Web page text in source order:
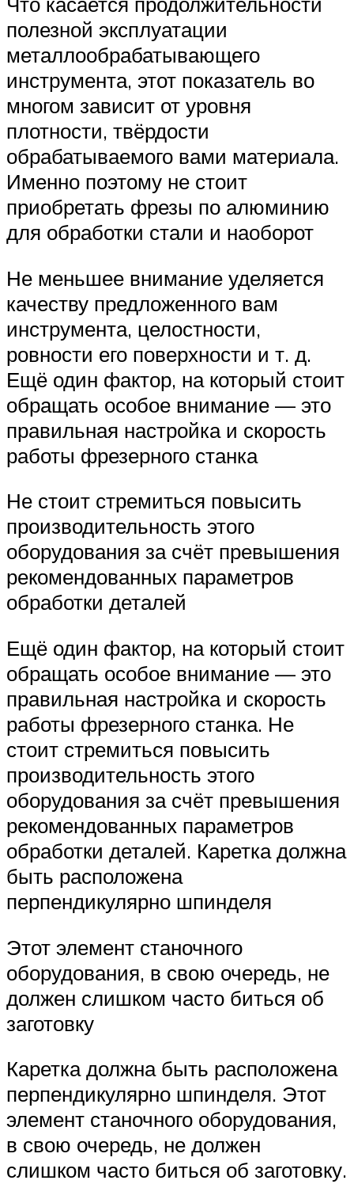
полезной эксплуатации
металлообрабатывающего
инструмента, этот показатель во
многом зависит от уровня
плотности, твёрдости
обрабатываемого вами материала.
Именно поэтому не стоит
приобретать фрезы по алюминию
для обработки стали и наоборот
Не меньшее внимание уделяется
качеству предложенного вам
инструмента, целостности,
ровности его поверхности и т. д.
Ещё один фактор, на который стоит
обращать особое внимание — это
правильная настройка и скорость
работы фрезерного станка
Не стоит стремиться повысить
производительность этого
оборудования за счёт превышения
рекомендованных параметров
обработки деталей
Ещё один фактор, на который стоит
обращать особое внимание — это
правильная настройка и скорость
работы фрезерного станка. Не
стоит стремиться повысить
производительность этого
оборудования за счёт превышения
рекомендованных параметров
обработки деталей. Каретка должна
быть расположена
перпендикулярно шпинделя
Этот элемент станочного
оборудования, в свою очередь, не
должен слишком часто биться об
заготовку
Каретка должна быть расположена
перпендикулярно шпинделя. Этот
элемент станочного оборудования,
в свою очередь, не должен
слишком часто биться об заготовку.